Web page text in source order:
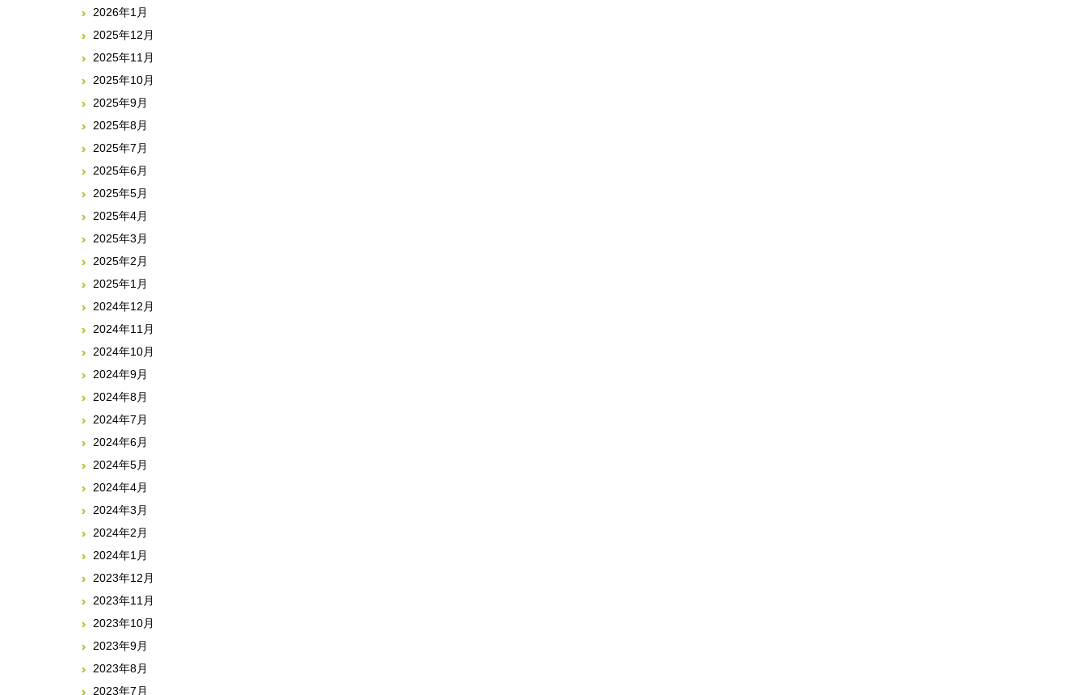
2026年1月
2025年12月
2025年11月
2025年10月
2025年9月
2025年8月
2025年7月
2025年6月
2025年5月
2025年4月
2025年3月
2025年2月
2025年1月
2024年12月
2024年11月
2024年10月
2024年9月
2024年8月
2024年7月
2024年6月
2024年5月
2024年4月
2024年3月
2024年2月
2024年1月
2023年12月
2023年11月
2023年10月
2023年9月
2023年8月
2023年7月